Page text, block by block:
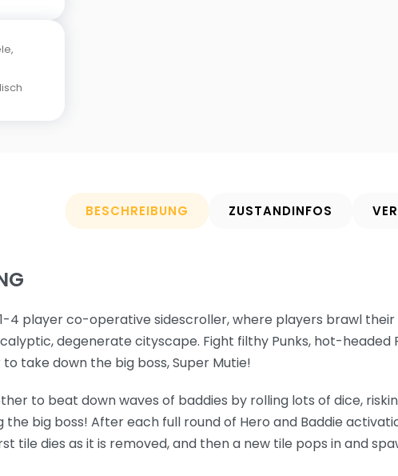
,
BESCHREIBUNG ZUSTANDINFOS
4 player co-operative sidescroller, where players brawl their
degenerate cityscape. Fight filthy Punks, hot-headed
take down the big boss, Super Mutie!
to beat down waves of baddies by rolling lots of dice,
the big boss! After each full round of Hero and Baddie
tile dies as it is removed, and then a new tile pops in and